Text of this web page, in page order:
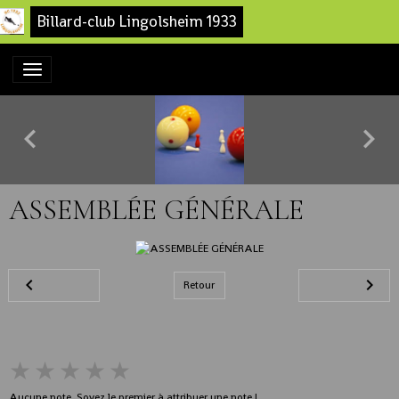
Billard-club Lingolsheim 1933
ASSEMBLÉE GÉNÉRALE
Retour
★ ★ ★ ★ ★